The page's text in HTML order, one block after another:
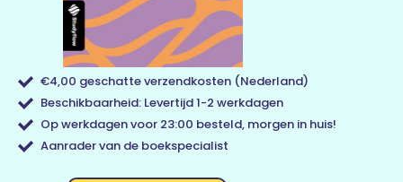
€4,00 geschatte verzendkosten (Nederland)
Beschikbaarheid: Levertijd 1-2 werkdagen
Op werkdagen voor 23:00 besteld, morgen in huis!
Aanrader van de boekspecialist